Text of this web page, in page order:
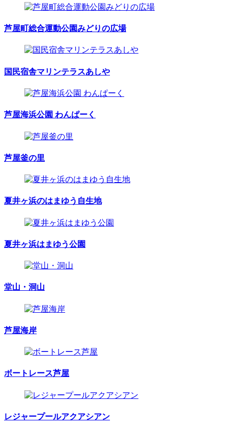
芦屋町総合運動公園みどりの広場
国民宿舎マリンテラスあしや
芦屋海浜公園 わんぱーく
芦屋釜の里
夏井ヶ浜のはまゆう自生地
夏井ヶ浜はまゆう公園
堂山・洞山
芦屋海岸
ボートレース芦屋
レジャープールアクアシアン